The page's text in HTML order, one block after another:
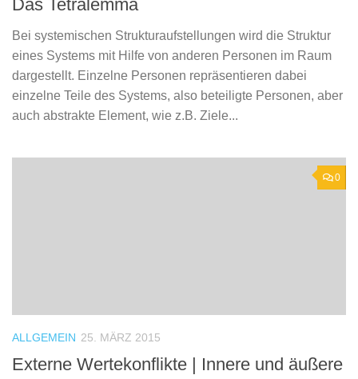
Das Tetralemma
Bei systemischen Strukturaufstellungen wird die Struktur
eines Systems mit Hilfe von anderen Personen im Raum
dargestellt. Einzelne Personen repräsentieren dabei
einzelne Teile des Systems, also beteiligte Personen, aber
auch abstrakte Element, wie z.B. Ziele...
0
ALLGEMEIN 25. MÄRZ 2015
Externe Wertekonflikte | Innere und äußere